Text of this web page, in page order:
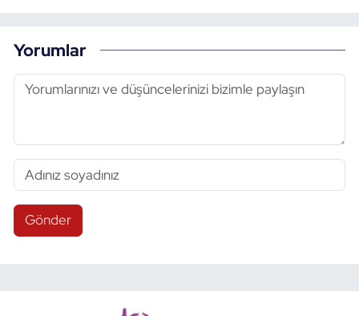
Yorumlar
Gönder